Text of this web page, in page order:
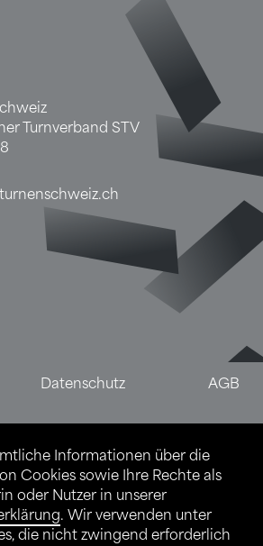
Informationen über die
Cookies sowie Ihre Rechte als
oder Nutzer in unserer
. Wir verwenden unter
die nicht zwingend erforderlich
Turnverband STV
Datenschutz AGB